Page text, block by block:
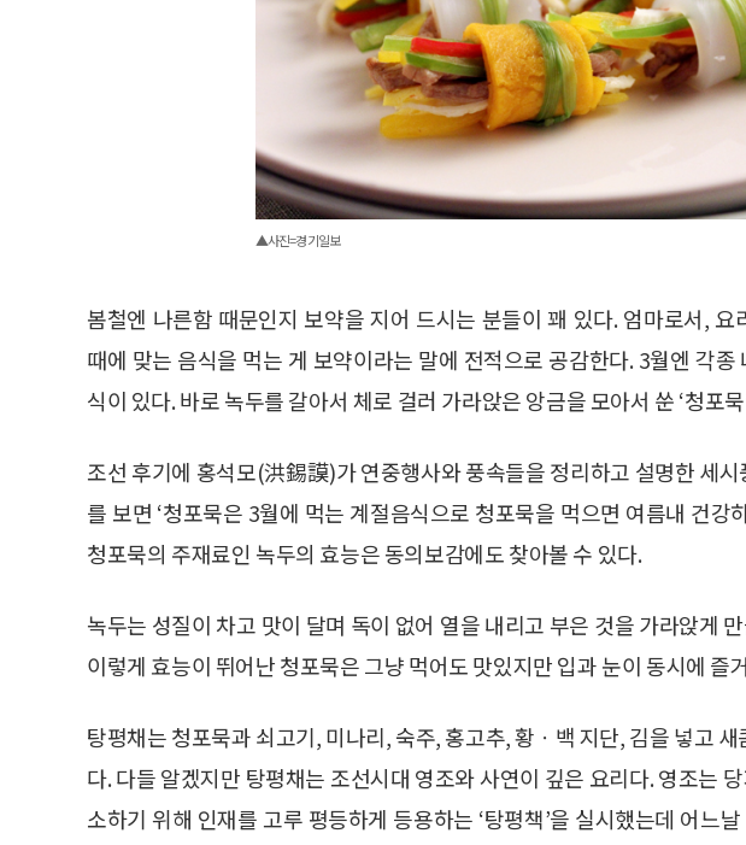
▲사진=경기일보
봄철엔 나른함 때문인지 보약을 지어 드시는 분들이 꽤 있다. 엄마로서,
때에 맞는 음식을 먹는 게 보약이라는 말에 전적으로 공감한다. 3월엔 각
식이 있다. 바로 녹두를 갈아서 체로 걸러 가라앉은 앙금을 모아서 쑨 ‘청포
조선 후기에 홍석모(洪錫謨)가 연중행사와 풍속들을 정리하고 설명한 세
를 보면 ‘청포묵은 3월에 먹는 계절음식으로 청포묵을 먹으면 여름내 건강
청포묵의 주재료인 녹두의 효능은 동의보감에도 찾아볼 수 있다.
녹두는 성질이 차고 맛이 달며 독이 없어 열을 내리고 부은 것을 가라앉게
이렇게 효능이 뛰어난 청포묵은 그냥 먹어도 맛있지만 입과 눈이 동시에 즐
탕평채는 청포묵과 쇠고기, 미나리, 숙주, 홍고추, 황ㆍ백 지단, 김을 넣고
다. 다들 알겠지만 탕평채는 조선시대 영조와 사연이 깊은 요리다. 영조는
소하기 위해 인재를 고루 평등하게 등용하는 ‘탕평책’을 실시했는데 어느